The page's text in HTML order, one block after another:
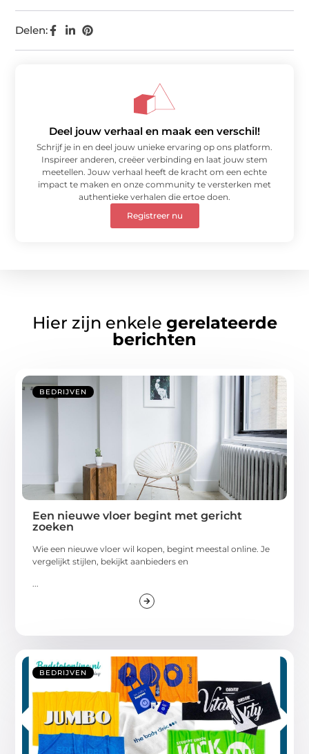
Delen:
Deel jouw verhaal en maak een verschil!
Schrijf je in en deel jouw unieke ervaring op ons platform.
Inspireer anderen, creëer verbinding en laat jouw stem
meetellen. Jouw verhaal heeft de kracht om een echte
impact te maken en onze community te versterken met
authentieke verhalen die ertoe doen.
Registreer nu
Hier zijn enkele gerelateerde
berichten
BEDRIJVEN
Een nieuwe vloer begint met gericht
zoeken
Wie een nieuwe vloer wil kopen, begint meestal online. Je
vergelijkt stijlen, bekijkt aanbieders en
...
BEDRIJVEN